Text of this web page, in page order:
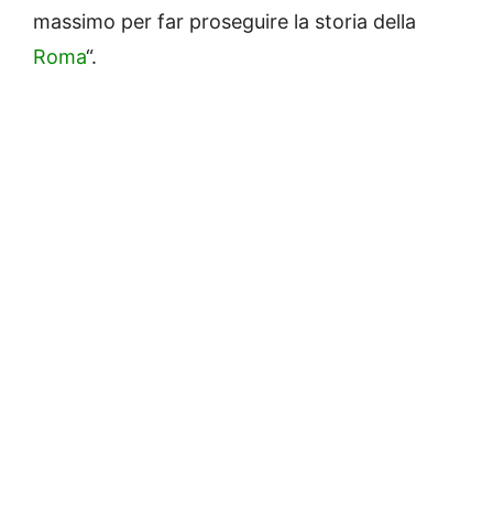
massimo per far proseguire la storia della
Roma“.